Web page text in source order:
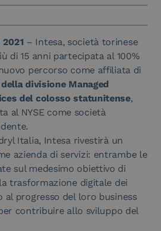
– Intesa, società torinese
di 15 anni partecipata al 100%
percorso come affiliata di
divisione Managed
del colosso statunitense,
al NYSE come società
Italia, Intesa rivestirà un
azienda di servizi: entrambe le
sul medesimo obiettivo di
trasformazione digitale dei
al progresso del loro business
contribuire allo sviluppo del